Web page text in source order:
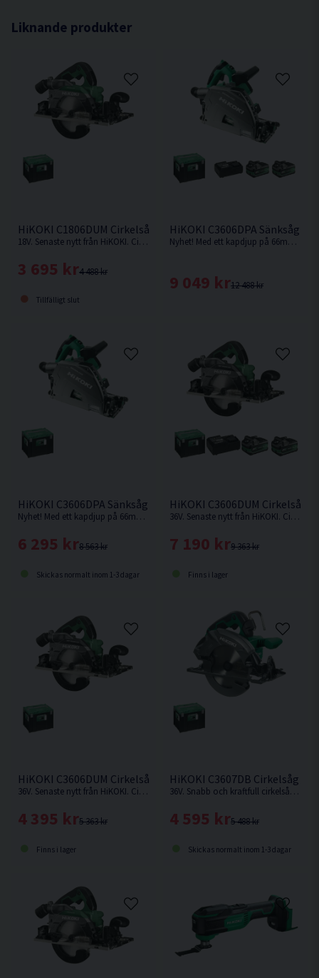
Bordsstorlek 730x559 mm
Ljudeffekt dB(A) 99,6
Dimension (L x B x H) 915x765x375 mm
Vikt 30,5 kg
Liknande produkter
HiKOKI C1806DUM Cirkelsåg 165mm 18V
18V. Senaste nytt från HiKOKI. Cirkelsåg som kan fästas på skena. Levereras utan batteri & laddare.
4 488 kr
3 695 kr
Tillfälligt slut
HiKOKI C3606DPA Sänksåg
Nyhet! Med ett kapdjup på 66mm med skena vid 90° är denna sänksåg från HiKOKI Powertools väl värd en plats i maskinparken.
12 488 kr
9 049 kr
HiKOKI C3606DPA Sänksåg 36V 165mm
Nyhet! Med ett kapdjup på 66mm med skena vid 90° är denna sänksåg från HiKOKI Powertools väl värd en plats i maskinparken. Levereras utan batteri & laddare.
8 563 kr
6 295 kr
Skickas normalt inom 1-3 dagar
HiKOKI C3606DUM Cirkelsåg
36V. Senaste nytt från HiKOKI. Cirkelsåg som kan fästas på skena.
9 363 kr
7 190 kr
Finns i lager
HiKOKI C3606DUM Cirkelsåg 165mm 36V
36V. Senaste nytt från HiKOKI. Cirkelsåg som kan fästas på skena. Levereras utan batteri och laddare.
5 363 kr
4 395 kr
Finns i lager
HiKOKI C3607DB Cirkelsåg
36V. Snabb och kraftfull cirkelsåg för tuffa jobb, såsom kapning och klyvning, även av tryckimpregnerat virke. Levereras utan batteri och laddare.
5 488 kr
4 595 kr
Skickas normalt inom 1-3 dagar